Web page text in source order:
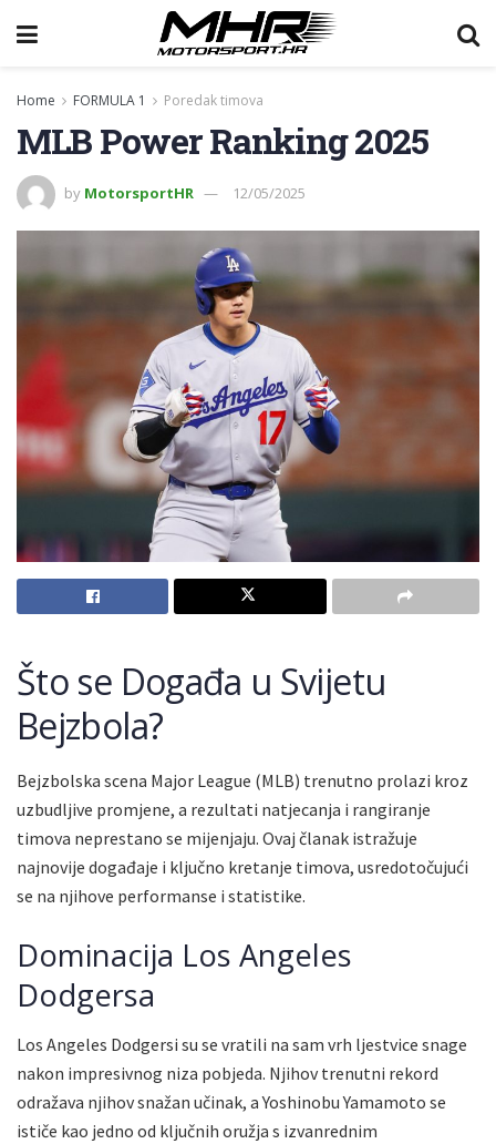
Home FORMULA 1 Poredak timova
MLB Power Ranking 2025
by MotorsportHR 12/05/2025
Što se Događa u Svijetu
Bejzbola?
Bejzbolska scena Major League (MLB) trenutno prolazi kroz
uzbudljive promjene, a rezultati natjecanja i rangiranje
timova neprestano se mijenjaju. Ovaj članak istražuje
najnovije događaje i ključno kretanje timova, usredotočujući
se na njihove performanse i statistike.
Dominacija Los Angeles
Dodgersa
Los Angeles Dodgersi su se vratili na sam vrh ljestvice snage
nakon impresivnog niza pobjeda. Njihov trenutni rekord
odražava njihov snažan učinak, a Yoshinobu Yamamoto se
ističe kao jedno od ključnih oružja s izvanrednim